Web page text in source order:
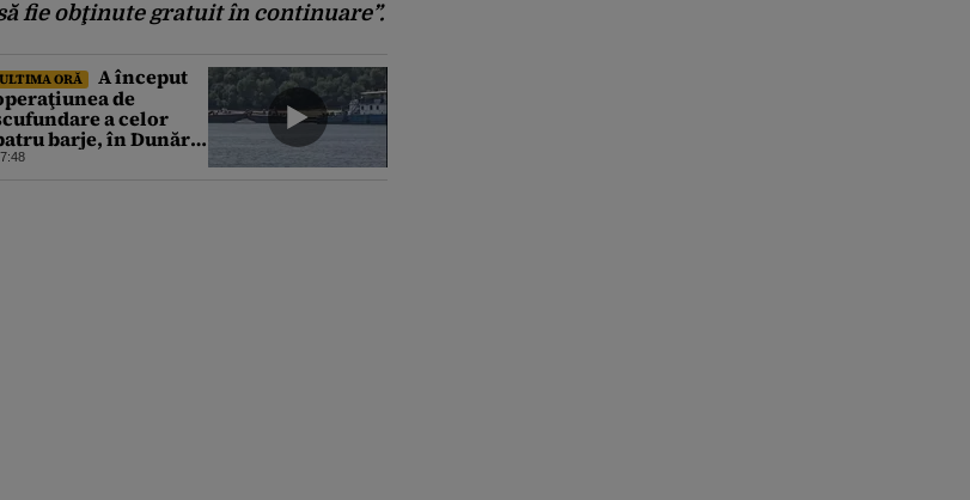
fie obţinute gratuit în continuare”.
ULTIMA ORĂ
A început
de
a celor
barje, în Dunăre,
creşterea